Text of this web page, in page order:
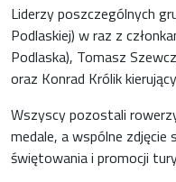
Liderzy poszczególnych
Podlaskiej) w raz z
Podlaska), Tomasz
oraz Konrad Królik
Wszyscy pozostali
medale, a wspólne
świętowania i promocji